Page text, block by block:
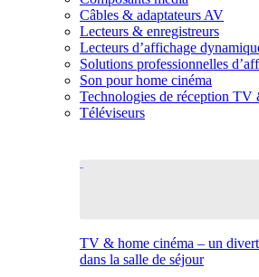
Câbles & adaptateurs AV
Lecteurs & enregistreurs
Lecteurs d’affichage
Solutions professionnelles
Son pour home cinéma
Technologies de réception TV
Téléviseurs
TV & home cinéma – un
dans la salle de séjour